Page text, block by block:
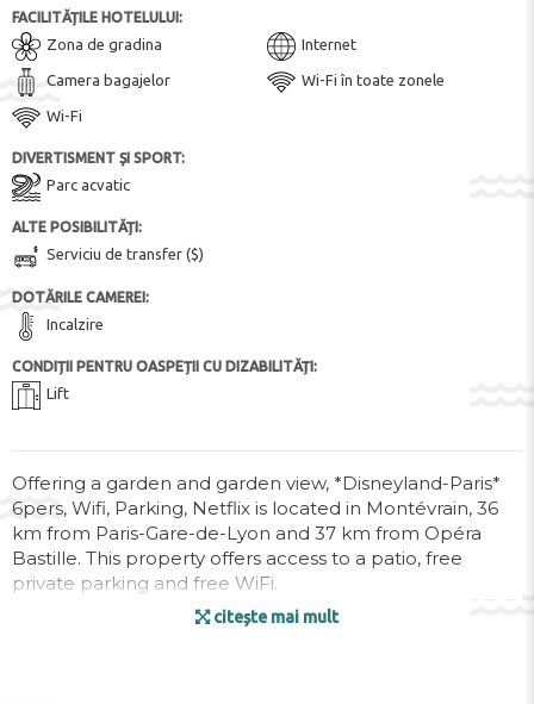
FACILITĂȚILE HOTELULUI:
Zona de gradina Internet
Camera bagajelor Wi-Fi în toate zonele
Wi-Fi
DIVERTISMENT ȘI SPORT:
Parc acvatic
ALTE POSIBILITĂȚI:
Serviciu de transfer ($)
DOTĂRILE CAMEREI:
Incalzire
CONDIȚII PENTRU OASPEȚII CU DIZABILITĂȚI:
Lift
Offering a garden and garden view, *Disneyland-Paris*
6pers, Wifi, Parking, Netflix is located in Montévrain, 36
km from Paris-Gare-de-Lyon and 37 km from Opéra
Bastille. This property offers access to a patio, free
private parking and free WiFi.
This apartment comes with 2 bedrooms, a kitchen with
citește mai mult